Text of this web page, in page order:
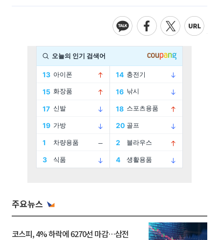
주요뉴스
코스피, 4% 하락에 6270선 마감…삼전